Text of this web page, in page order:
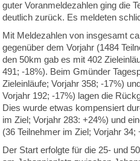
guter Voranmeldezahlen ging die
deutlich zurück. Es meldeten
Mit Meldezahlen von insgesamt
gegenüber dem Vorjahr (1484
den 50km gab es mit 402
491; -18%). Beim Gmünder
Zieleinläufe; Vorjahr 358; -17%)
Vorjahr 192; -17%) lagen die
Dies wurde etwas kompensiert
im Ziel; Vorjahr 283: +24%) und
(36 Teilnehmer im Ziel; Vorjahr 34;
Der Start erfolgte für die 25- und